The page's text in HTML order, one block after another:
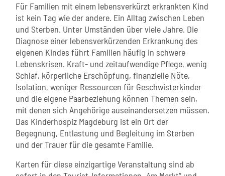
Für Familien mit einem lebensverkürzt erkrankten Kind
ist kein Tag wie der andere. Ein Alltag zwischen Leben
und Sterben. Unter Umständen über viele Jahre. Die
Diagnose einer lebensverkürzenden Erkrankung des
eigenen Kindes führt Familien häufig in schwere
Lebenskrisen. Kraft- und zeitaufwendige Pflege, wenig
Schlaf, körperliche Erschöpfung, finanzielle Nöte,
Isolation, weniger Ressourcen für Geschwisterkinder
und die eigene Paarbeziehung können Themen sein,
mit denen sich Angehörige auseinandersetzen müssen.
Das Kinderhospiz Magdeburg ist ein Ort der
Begegnung, Entlastung und Begleitung im Sterben
und der Trauer für die gesamte Familie.
Karten für diese einzigartige Veranstaltung sind ab